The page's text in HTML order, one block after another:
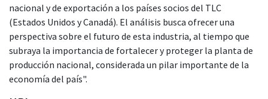
nacional y de exportación a los países socios del TLC
(Estados Unidos y Canadá). El análisis busca ofrecer una
perspectiva sobre el futuro de esta industria, al tiempo que
subraya la importancia de fortalecer y proteger la planta de
producción nacional, considerada un pilar importante de la
economía del país".